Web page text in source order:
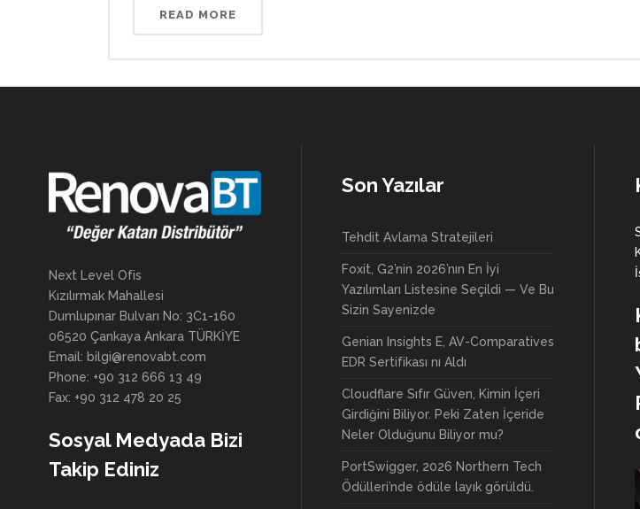
READ MORE
Next Level Ofis
Kızılırmak Mahallesi
Dumlupınar Bulvarı No: 3C1-160
06520 Çankaya Ankara TÜRKİYE
Email: bilgi@renovabt.com
Phone: +90 312 666 13 49
Fax: +90 312 478 20 25
Sosyal Medyada Bizi
Takip Ediniz
Son Yazılar
Tehdit Avlama Stratejileri
Foxit, G2’nin 2026’nın En İyi
Yazılımları Listesine Seçildi — Ve Bu
Sizin Sayenizde
Genian Insights E, AV-Comparatives
EDR Sertifikası nı Aldı
Cloudflare Sıfır Güven, Kimin İçeri
Girdiğini Biliyor. Peki Zaten İçeride
Neler Olduğunu Biliyor mu?
PortSwigger, 2026 Northern Tech
Ödülleri’nde ödüle layık görüldü.